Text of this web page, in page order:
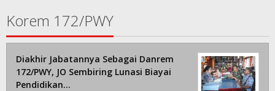
Korem 172/PWY
Diakhir Jabatannya Sebagai Danrem
172/PWY, JO Sembiring Lunasi Biayai
Pendidikan…